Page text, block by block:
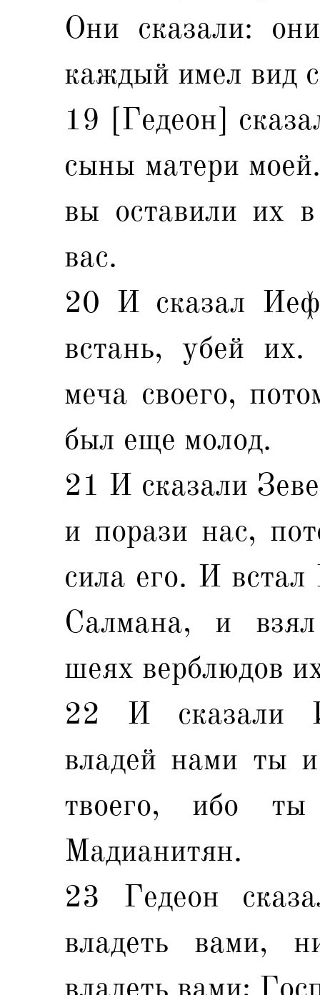
Они сказали:
каждый имел вид
19 [Гедеон]
сыны матери
вы оставили их
вас.
20 И сказал
встань, убей
меча своего,
был еще молод.
21 И сказали
и порази нас,
сила его. И
Салмана, и
шеях верблюдов
22 И сказали
владей нами ты
твоего, ибо
Мадианитян.
23 Гедеон
владеть вами,